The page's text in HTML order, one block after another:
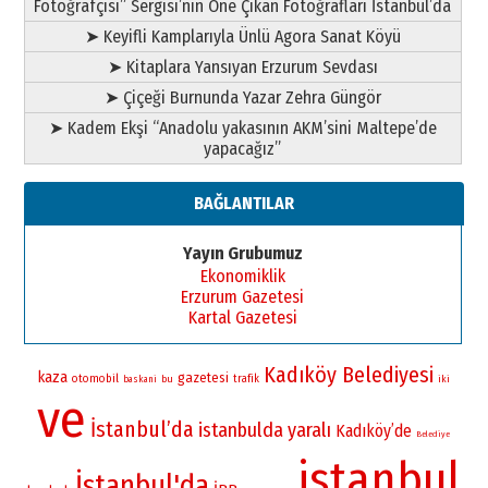
Fotoğrafçısı” Sergisi’nin Öne Çıkan Fotoğrafları İstanbul’da
➤ Keyifli Kamplarıyla Ünlü Agora Sanat Köyü
➤ Kitaplara Yansıyan Erzurum Sevdası
➤ Çiçeği Burnunda Yazar Zehra Güngör
➤ Kadem Ekşi “Anadolu yakasının AKM’sini Maltepe’de
yapacağız”
BAĞLANTILAR
Yayın Grubumuz
Ekonomiklik
Erzurum Gazetesi
Kartal Gazetesi
kaza otomobil baskani bu gazetesi trafik Kadıköy Belediyesi iki
ve İstanbul’da istanbulda yaralı Kadıköy’de Belediye